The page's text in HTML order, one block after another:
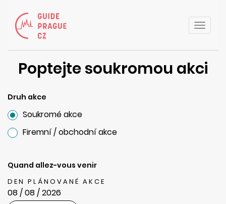
Toggle
Poptejte soukromou akci
Druh akce
Soukromé akce
Firemní / obchodní akce
Quand allez-vous venir
DEN PLÁNOVANÉ AKCE
08 / 08 / 2026